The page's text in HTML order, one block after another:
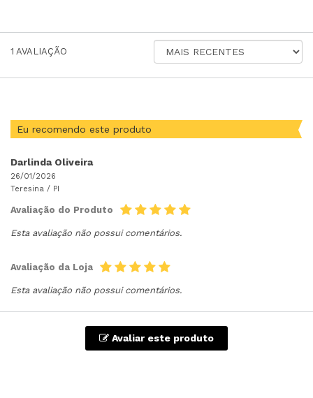
1 AVALIAÇÃO
AVALIAÇÕES
Eu recomendo este produto
Darlinda Oliveira
26/01/2026
Teresina / PI
Avaliação do Produto
Esta avaliação não possui comentários.
Avaliação da Loja
Esta avaliação não possui comentários.
Avaliar este produto